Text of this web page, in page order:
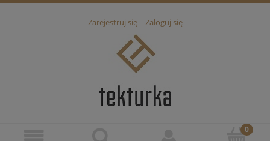
Zarejestruj się Zaloguj się